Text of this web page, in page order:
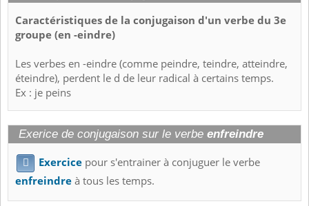
Caractéristiques de la conjugaison d'un verbe du 3e
groupe (en -eindre)
Les verbes en -eindre (comme peindre, teindre, atteindre,
éteindre), perdent le d de leur radical à certains temps.
Ex : je peins
Exerice de conjugaison sur le verbe enfreindre
 Exercice pour s'entrainer à conjuguer le verbe
enfreindreà tous les temps.